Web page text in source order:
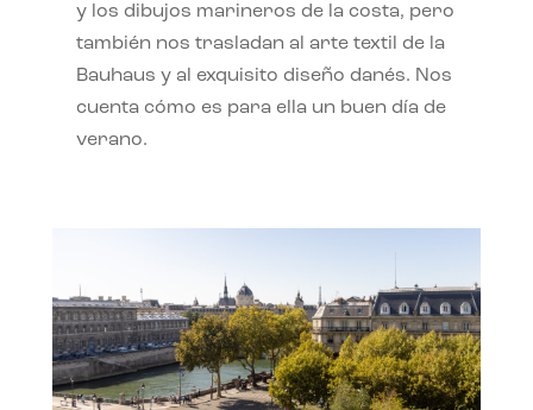
y los dibujos marineros de la costa, pero
también nos trasladan al arte textil de la
Bauhaus y al exquisito diseño danés. Nos
cuenta cómo es para ella un buen día de
verano.